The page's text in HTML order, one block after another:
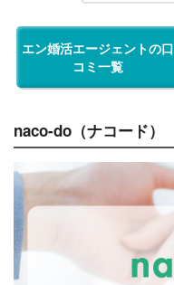
エン婚活エージェントの口
コミ一覧
naco-do（ナコード）